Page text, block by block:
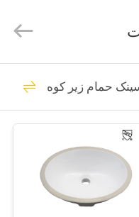
صفحه
اصلی
محصولات
درباره
Copyright
2024
توالت
حمام زیر کوه